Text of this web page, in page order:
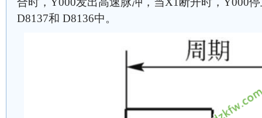
D8137和 D8136中。